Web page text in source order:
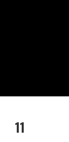
11